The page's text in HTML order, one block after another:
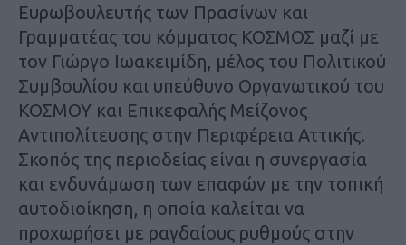
Ευρωβουλευτής των Πρασίνων και
Γραμματέας του κόμματος ΚΟΣΜΟΣ μαζί με
τον Γιώργο Ιωακειμίδη, μέλος του Πολιτικού
Συμβουλίου και υπεύθυνο Οργανωτικού του
ΚΟΣΜΟΥ και Επικεφαλής Μείζονος
Αντιπολίτευσης στην Περιφέρεια Αττικής.
Σκοπός της περιοδείας είναι η συνεργασία
και ενδυνάμωση των επαφών με την τοπική
αυτοδιοίκηση, η οποία καλείται να
προχωρήσει με ραγδαίους ρυθμούς στην